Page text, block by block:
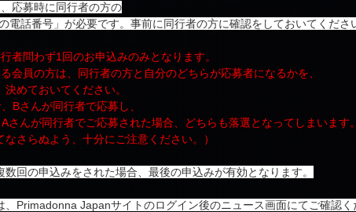
応募時に同行者の方の
電話番号」が必要です。事前に同行者の方に確認をしておいてくださ
者問わず1回のお申込みのみとなります。
会員の方は、同行者の方と自分のどちらが応募者になるかを、
めておいてください。
さんが同行者で応募し、
さんが同行者でご応募された場合、どちらも落選となってしまいます
さらぬよう、十分にご注意ください。）
数回の申込みをされた場合、最後の申込みが有効となります。
、Primadonna Japanサイトのログイン後のニュース画面にてご確認く